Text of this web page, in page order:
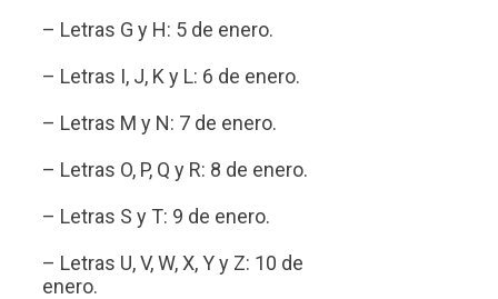
– Letras G y H: 5 de enero.
– Letras I, J, K y L: 6 de enero.
– Letras M y N: 7 de enero.
– Letras O, P, Q y R: 8 de enero.
– Letras S y T: 9 de enero.
– Letras U, V, W, X, Y y Z: 10 de
enero.